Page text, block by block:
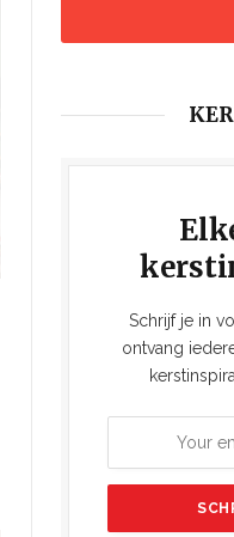
Schrijf je in
ontvang